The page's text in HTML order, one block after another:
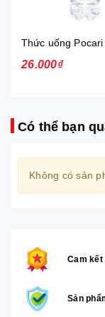
26.000₫
Có thể bạn
Không có sản
Cam
Sản